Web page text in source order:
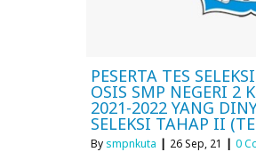
PESERTA TES
OSIS SMP NEGERI 2
2021-2022 YANG
SELEKSI TAHAP II
By smpnkuta | 26Sep, 21 | 0